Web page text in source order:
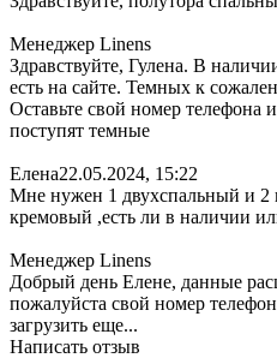
Менеджер Linens
Здравствуйте, Гулена. В
есть на сайте. Темных к
Оставьте свой номер телефона
поступят темные
Елена22.05.2024, 15:22
Мне нужен 1 двухспальный и
кремовый ,есть ли в наличии
Менеджер Linens
Добрый день Елене, данные
пожалуйста свой номер
загрузить еще...
Написать отзыв